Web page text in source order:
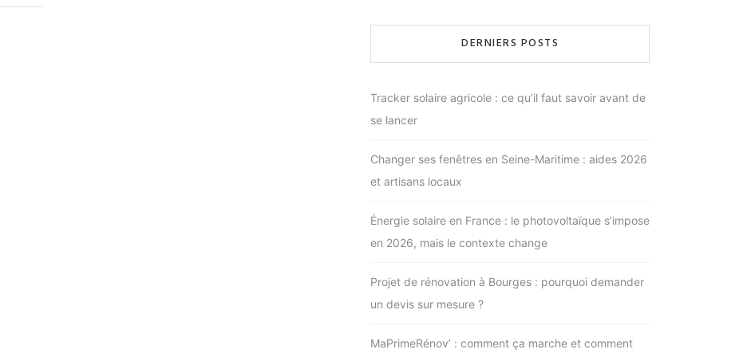
DERNIERS POSTS
Tracker solaire agricole : ce qu’il faut savoir avant de
se lancer
Changer ses fenêtres en Seine-Maritime : aides 2026
et artisans locaux
Énergie solaire en France : le photovoltaïque s’impose
en 2026, mais le contexte change
Projet de rénovation à Bourges : pourquoi demander
un devis sur mesure ?
MaPrimeRénov’ : comment ça marche et comment